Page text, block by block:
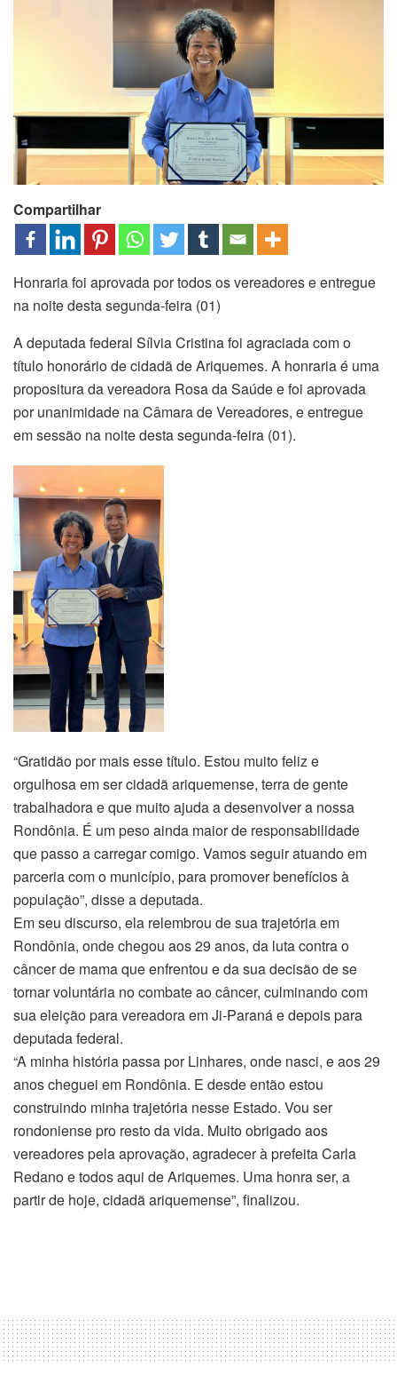
Compartilhar
Honraria foi aprovada por todos os vereadores e entregue
na noite desta segunda-feira (01)
A deputada federal Sílvia Cristina foi agraciada com o
título honorário de cidadã de Ariquemes. A honraria é uma
propositura da vereadora Rosa da Saúde e foi aprovada
por unanimidade na Câmara de Vereadores, e entregue
em sessão na noite desta segunda-feira (01).
“Gratidão por mais esse título. Estou muito feliz e
orgulhosa em ser cidadã ariquemense, terra de gente
trabalhadora e que muito ajuda a desenvolver a nossa
Rondônia. É um peso ainda maior de responsabilidade
que passo a carregar comigo. Vamos seguir atuando em
parceria com o município, para promover benefícios à
população”, disse a deputada.
Em seu discurso, ela relembrou de sua trajetória em
Rondônia, onde chegou aos 29 anos, da luta contra o
câncer de mama que enfrentou e da sua decisão de se
tornar voluntária no combate ao câncer, culminando com
sua eleição para vereadora em Ji-Paraná e depois para
deputada federal.
“A minha história passa por Linhares, onde nasci, e aos 29
anos cheguei em Rondônia. E desde então estou
construindo minha trajetória nesse Estado. Vou ser
rondoniense pro resto da vida. Muito obrigado aos
vereadores pela aprovação, agradecer à prefeita Carla
Redano e todos aqui de Ariquemes. Uma honra ser, a
partir de hoje, cidadã ariquemense”, finalizou.